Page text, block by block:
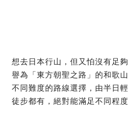
想去日本行山，但又怕沒有足
譽為「東方朝聖之路」的和歌
不同難度的路線選擇，由半日
徒步都有，絕對能滿足不同程度